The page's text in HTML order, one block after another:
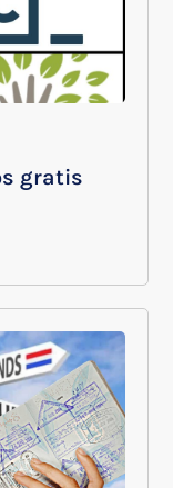
gratis